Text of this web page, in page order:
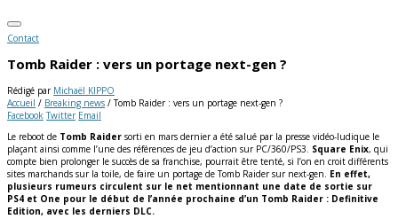
Contact
Tomb Raider : vers un portage next-gen ?
Rédigé par Michaël KIPPO
Accueil / Breaking news / Tomb Raider : vers un portage next-gen ?
Facebook Twitter Email
Le reboot de Tomb Raider sorti en mars dernier a été salué par la presse vidéo-ludique le
plaçant ainsi comme l’une des références de jeu d’action sur PC/360/PS3. Square Enix, qui
compte bien prolonger le succès de sa franchise, pourrait être tenté, si l’on en croit différents
sites marchands sur la toile, de faire un portage de Tomb Raider sur next-gen. En effet,
plusieurs rumeurs circulent sur le net mentionnant une date de sortie sur
PS4 et One pour le début de l’année prochaine d’un Tomb Raider : Definitive
Edition, avec les derniers DLC.